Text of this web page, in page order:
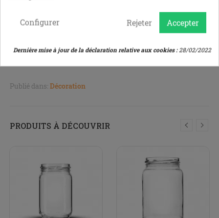
Publié dans: Décoration
PRODUITS À DÉCOUVRIR
Accepter
Rejeter
Configurer
Dernière mise à jour de la déclaration relative aux cookies :28/02/2022